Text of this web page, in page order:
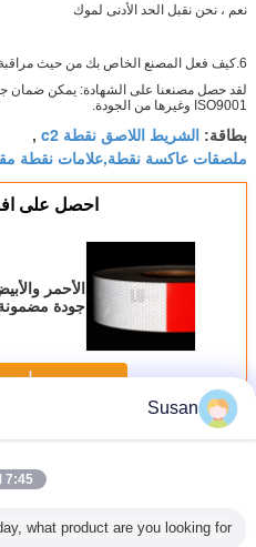
نعم ، نحن نقبل الحد الأدنى لموك
6.كيف فعل المصنع الخاص بك من حيث مراقبة الجودة؟
ISO9001 وغيرها من الجودة.
بطاقة: الشريط اللاصق نقطة c2 ,
ملصقات عاكسة نقطة,علامات نقطة
احصل على
جودة
أكثرDot C2 شريط عاكس
Susan
7:45 PM
what product are you looking for?